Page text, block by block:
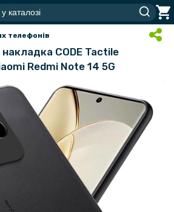
телефонів
CODE Tactile
Redmi Note 14 5G